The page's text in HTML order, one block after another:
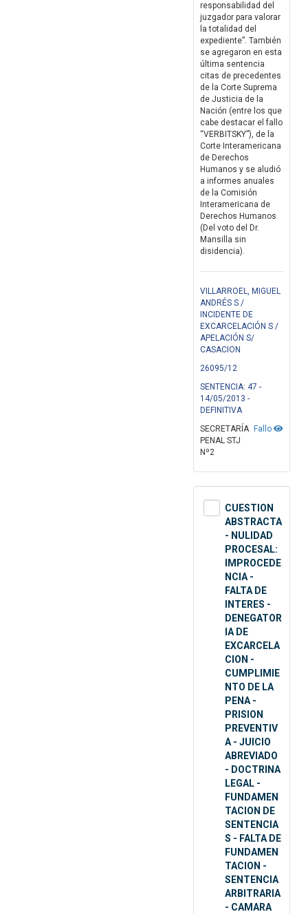
responsabilidad del
juzgador para valorar
la totalidad del
expediente”. También
se agregaron en esta
última sentencia
citas de precedentes
de la Corte Suprema
de Justicia de la
Nación (entre los que
cabe destacar el fallo
“VERBITSKY”), de la
Corte Interamericana
de Derechos
Humanos y se aludió
a informes anuales
de la Comisión
Interamericana de
Derechos Humanos
(Del voto del Dr.
Mansilla sin
disidencia).
VILLARROEL, MIGUEL
ANDRÉS S /
INCIDENTE DE
EXCARCELACIÓN S /
APELACIÓN S/
CASACION
26095/12
SENTENCIA: 47 -
14/05/2013 -
DEFINITIVA
Fallo
SECRETARÍA
PENAL STJ
Nº2
CUESTION
ABSTRACTA
- NULIDAD
PROCESAL:
IMPROCEDE
NCIA -
FALTA DE
INTERES -
DENEGATOR
IA DE
EXCARCELA
CION -
CUMPLIMIE
NTO DE LA
PENA -
PRISION
PREVENTIV
A - JUICIO
ABREVIADO
- DOCTRINA
LEGAL -
FUNDAMEN
TACION DE
SENTENCIA
S - FALTA DE
FUNDAMEN
TACION -
SENTENCIA
ARBITRARIA
- CAMARA